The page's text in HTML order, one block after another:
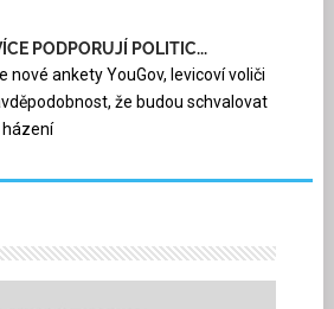
PODPORUJÍ POLITIC...
nové ankety YouGov, levicoví voliči
že budou schvalovat
házení